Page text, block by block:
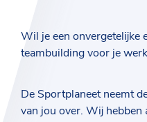
Wil je een onvergetelijke
teambuilding voor je
De Sportplaneet neemt
van jou over. Wij